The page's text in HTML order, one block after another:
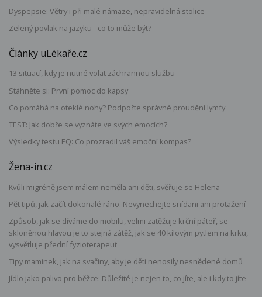
Dyspepsie: Větry i při malé námaze, nepravidelná stolice
Zelený povlak na jazyku - co to může být?
Články uLékaře.cz
13 situací, kdy je nutné volat záchrannou službu
Stáhněte si: První pomoc do kapsy
Co pomáhá na oteklé nohy? Podpořte správné proudění lymfy
TEST: Jak dobře se vyznáte ve svých emocích?
Výsledky testu EQ: Co prozradil váš emoční kompas?
Žena-in.cz
Kvůli migréně jsem málem neměla ani děti, svěřuje se Helena
Pět tipů, jak začít dokonalé ráno. Nevynechejte snídani ani protažení
Způsob, jak se díváme do mobilu, velmi zatěžuje krční páteř, se
skloněnou hlavou je to stejná zátěž, jak se 40 kilovým pytlem na krku,
vysvětluje přední fyzioterapeut
Tipy maminek, jak na svačiny, aby je děti nenosily nesnědené domů
Jídlo jako palivo pro běžce: Důležité je nejen to, co jíte, ale i kdy to jíte